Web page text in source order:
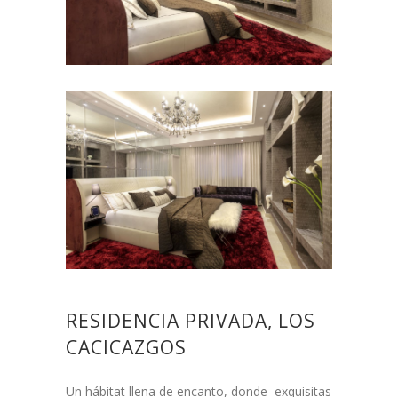
RESIDENCIA PRIVADA, LOS
CACICAZGOS
Un hábitat llena de encanto, donde exquisitas